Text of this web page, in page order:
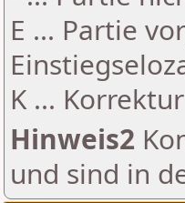
E ... Partie
K ...
Hinweis2
und sind in